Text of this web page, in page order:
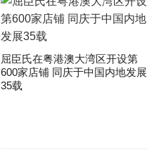
屈臣氏在粤港澳大湾区开设第
600家店铺 同庆于中国内地发展
35载